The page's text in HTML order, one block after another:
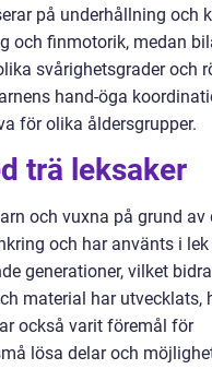
på underhållning och
och finmotorik, medan
svårighetsgrader och
hand-öga
för olika åldersgrupper.
trä leksaker
och vuxna på grund av
och har använts i
generationer, vilket
material har utvecklats,
också varit föremål för
lösa delar och